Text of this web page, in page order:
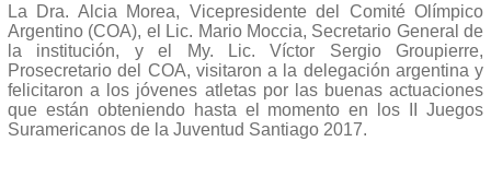
La Dra. Alcia Morea, Vicepresidente del Comité Olímpico
Argentino (COA), el Lic. Mario Moccia, Secretario General de
la institución, y el My. Lic. Víctor Sergio Groupierre,
Prosecretario del COA, visitaron a la delegación argentina y
felicitaron a los jóvenes atletas por las buenas actuaciones
que están obteniendo hasta el momento en los II Juegos
Suramericanos de la Juventud Santiago 2017.